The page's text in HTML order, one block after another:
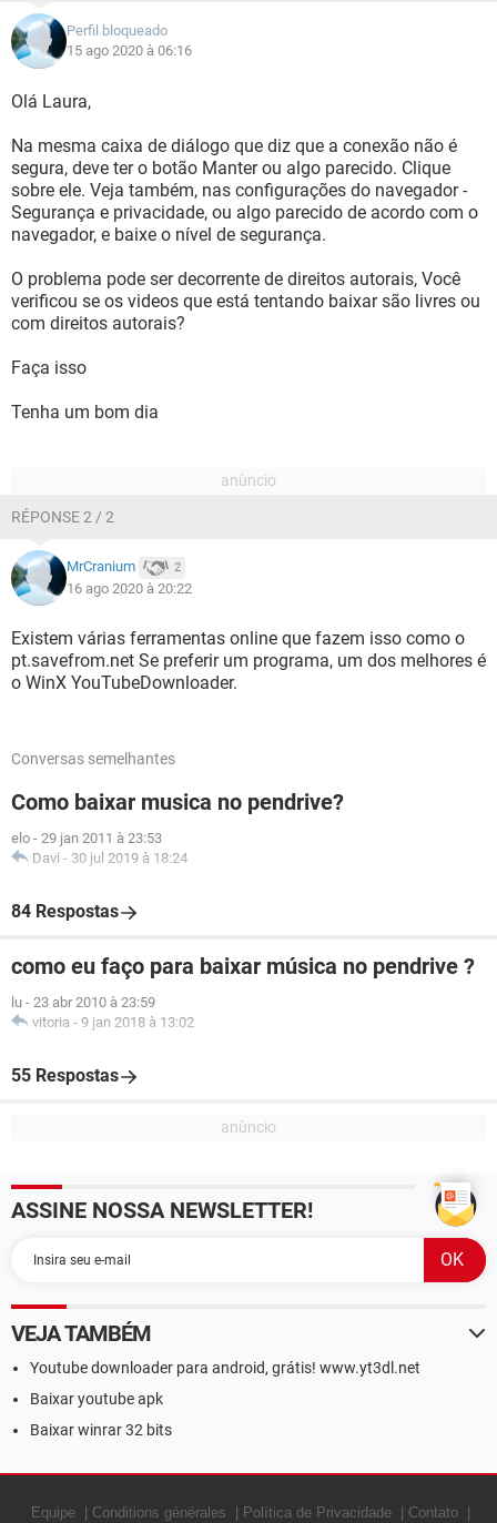
Perfil bloqueado
15 ago 2020 à 06:16
Olá Laura,
Na mesma caixa de diálogo que diz que a conexão não é
segura, deve ter o botão Manter ou algo parecido. Clique
sobre ele. Veja também, nas configurações do navegador -
Segurança e privacidade, ou algo parecido de acordo com o
navegador, e baixe o nível de segurança.
O problema pode ser decorrente de direitos autorais, Você
verificou se os videos que está tentando baixar são livres ou
com direitos autorais?
Faça isso
Tenha um bom dia
RÉPONSE 2 / 2
MrCranium 2
16 ago 2020 à 20:22
Existem várias ferramentas online que fazem isso como o
pt.savefrom.net Se preferir um programa, um dos melhores é
o WinX YouTubeDownloader.
Conversas semelhantes
Como baixar musica no pendrive?
elo - 29 jan 2011 à 23:53
Davi - 30 jul 2019 à 18:24
84 Respostas
como eu faço para baixar música no pendrive ?
lu - 23 abr 2010 à 23:59
vitoria - 9 jan 2018 à 13:02
55 Respostas
ASSINE NOSSA NEWSLETTER!
VEJA TAMBÉM
Youtube downloader para android, grátis! www.yt3dl.net
Baixar youtube apk
Baixar winrar 32 bits
Equipe Conditions générales Política de Privacidade Contato